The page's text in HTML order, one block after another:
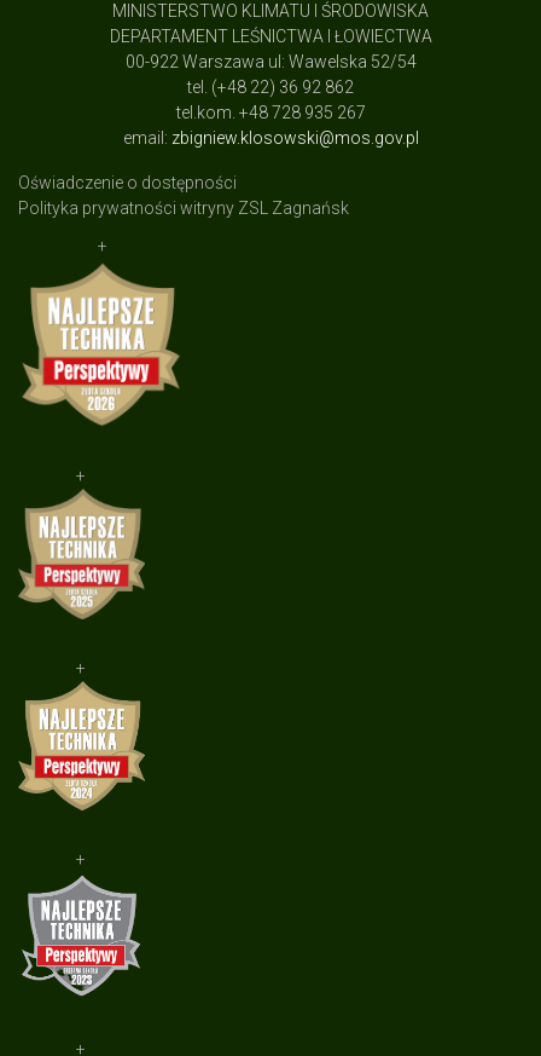
MINISTERSTWO KLIMATU I ŚRODOWISKA
DEPARTAMENT LEŚNICTWA I ŁOWIECTWA
00-922 Warszawa ul: Wawelska 52/54
tel. (+48 22) 36 92 862
tel.kom. +48 728 935 267
email: zbigniew.klosowski@mos.gov.pl
Oświadczenie o dostępności
Polityka prywatności witryny ZSL Zagnańsk
+
+
+
+
+